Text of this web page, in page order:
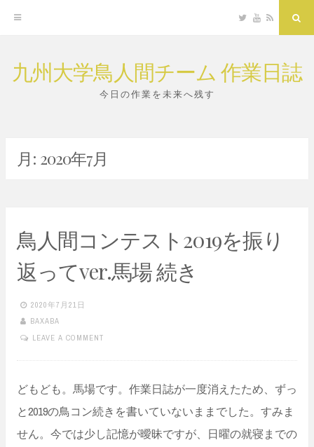
Skip
Twitter
YouTube
RSS
九州大学鳥人間チーム 作業日誌
今日の作業を未来へ残す
月: 2020年7月
鳥人間コンテスト2019を振り
返ってver.馬場 続き
2020年7月21日
BAXABA
LEAVE A COMMENT
どもども。馬場です。作業日誌が一度消えたため、ずっ
と2019の鳥コン続きを書いていないままでした。すみま
せん。今では少し記憶が曖昧ですが、日曜の就寝までの